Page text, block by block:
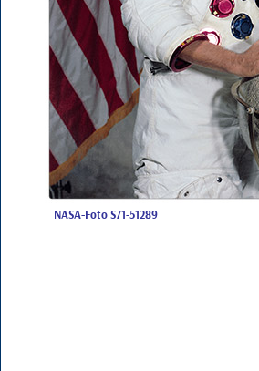
NASA-Foto S71-51289